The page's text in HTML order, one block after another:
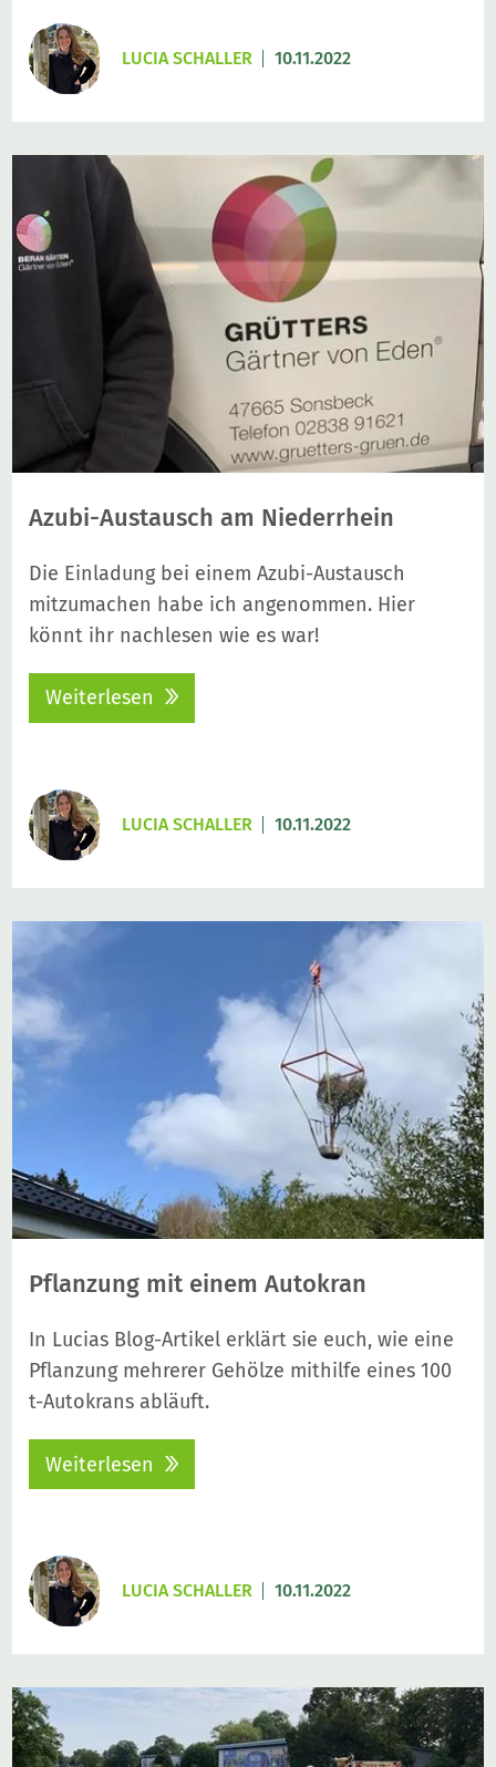
LUCIA SCHALLER 10.11.2022
Azubi-Austausch am Niederrhein
Die Einladung bei einem Azubi-Austausch
mitzumachen habe ich angenommen. Hier
könnt ihr nachlesen wie es war!
Weiterlesen
LUCIA SCHALLER 10.11.2022
Pflanzung mit einem Autokran
In Lucias Blog-Artikel erklärt sie euch, wie eine
Pflanzung mehrerer Gehölze mithilfe eines 100
t-Autokrans abläuft.
Weiterlesen
LUCIA SCHALLER 10.11.2022